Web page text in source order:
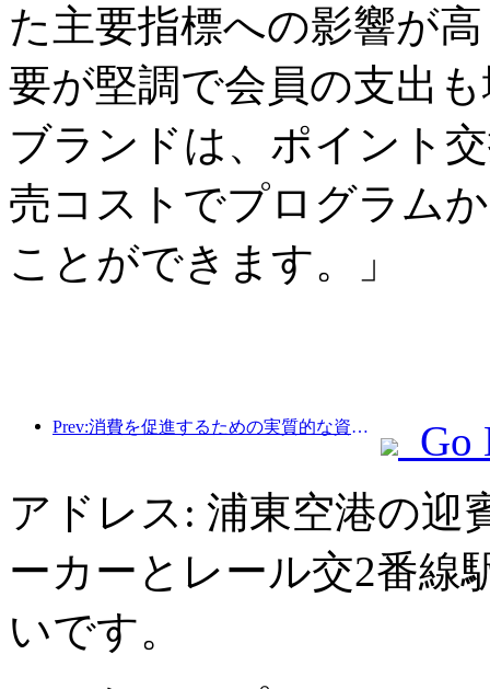
た主要指標への影響が
要が堅調で会員の支出
ブランドは、ポイント
売コストでプログラム
ことができます。」
Prev:消費を促進するための実質的な資金、多くの場所で5月1日の文化観光消費クーポンが発行されました
Go
アドレス: 浦東空港の迎
ーカーとレール交2番線
いです。